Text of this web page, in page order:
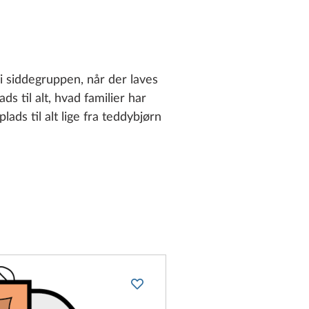
når der laves
til alt, hvad familier har
til alt lige fra teddybjørn